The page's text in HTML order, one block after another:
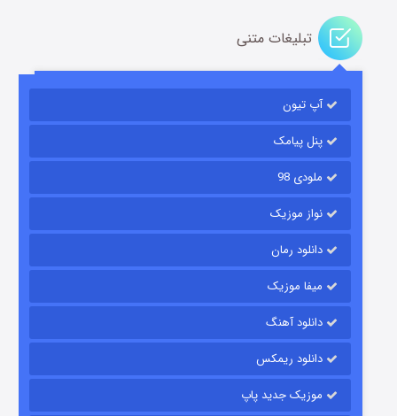
باب اسفنجی فصل ۱۷
قسمت۶ (زیرنویس) منتشر شد
قسمت۱۵ (دوبله) منتشر شد
تبلیغات متنی
آپ تیون
پنل پیامک
ملودی 98
نواز موزیک
دانلود رمان
میفا موزیک
دانلود آهنگ
دانلود ریمکس
موزیک جدید پاپ